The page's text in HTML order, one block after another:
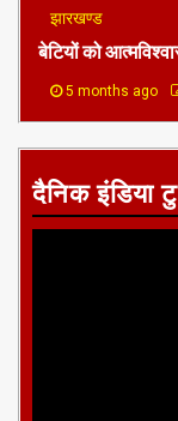
दैनिक इंडिया